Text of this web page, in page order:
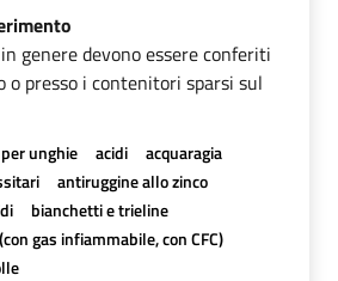
genere devono essere conferiti
o presso i contenitori sparsi sul
unghie acidi
acquaragia
antiruggine allo zinco
bianchetti e trieline
gas infiammabile, con CFC)